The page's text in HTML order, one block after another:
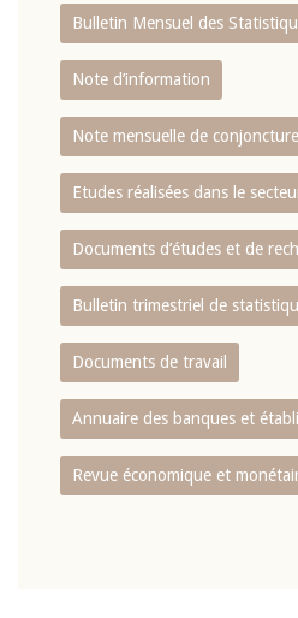
Bulletin Mensuel des
Note d’information
Note mensuelle de conjoncture
Etudes réalisées dans le
Documents d’études et de
Bulletin trimestriel de
Documents de travail
Annuaire des banques et
Revue économique et